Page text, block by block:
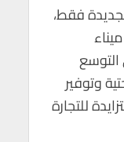
فقط،
وتوفير
للتجارة